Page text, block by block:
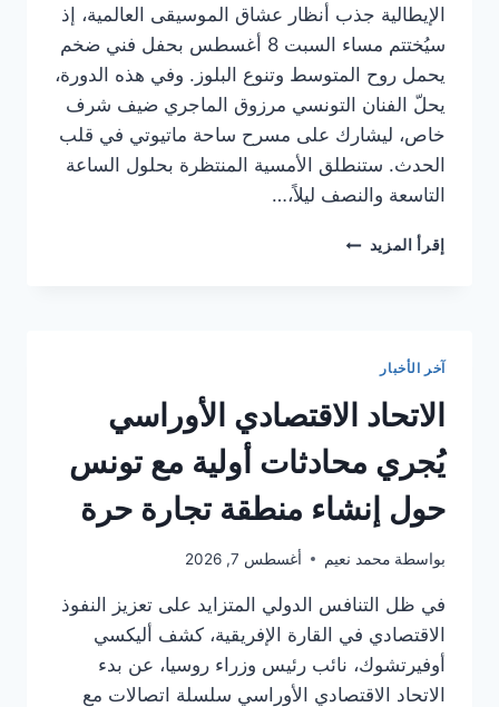
الإيطالية جذب أنظار عشاق الموسيقى العالمية، إذ
سيُختتم مساء السبت 8 أغسطس بحفل فني ضخم
يحمل روح المتوسط وتنوع البلوز. وفي هذه الدورة،
يحلّ الفنان التونسي مرزوق الماجري ضيف شرف
خاص، ليشارك على مسرح ساحة ماتيوتي في قلب
الحدث. ستنطلق الأمسية المنتظرة بحلول الساعة
التاسعة والنصف ليلاً،…
إقرأ المزيد الموسيقى
مرزوق
الماجري
شرف
استثنائي
آخر الأخبار
الاتحاد الاقتصادي الأوراسي
يُجري محادثات أولية مع تونس
حول إنشاء منطقة تجارة حرة
بواسطة محمد نعيم أغسطس 7, 2026
في ظل التنافس الدولي المتزايد على تعزيز النفوذ
الاقتصادي في القارة الإفريقية، كشف أليكسي
أوفيرتشوك، نائب رئيس وزراء روسيا، عن بدء
الاتحاد الاقتصادي الأوراسي سلسلة اتصالات مع